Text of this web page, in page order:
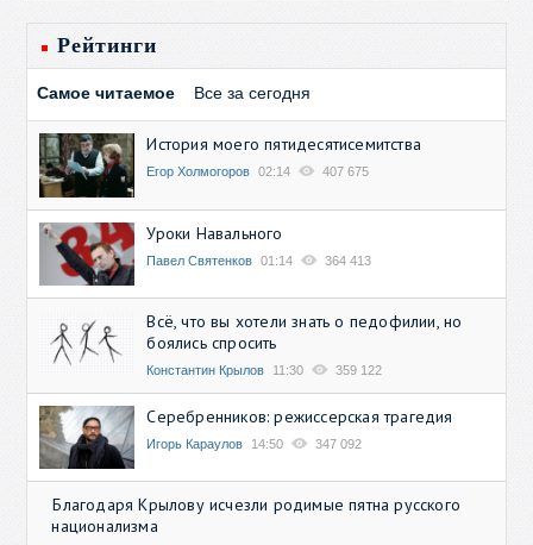
Рейтинги
Самое читаемое Все за сегодня
История моего пятидесятисемитства
Егор Холмогоров 02:14 407 675
Уроки Навального
Павел Святенков 01:14 364 413
Всё, что вы хотели знать о педофилии, но
боялись спросить
Константин Крылов 11:30 359 122
Серебренников: режиссерская трагедия
Игорь Караулов 14:50 347 092
Благодаря Крылову исчезли родимые пятна русского
национализма